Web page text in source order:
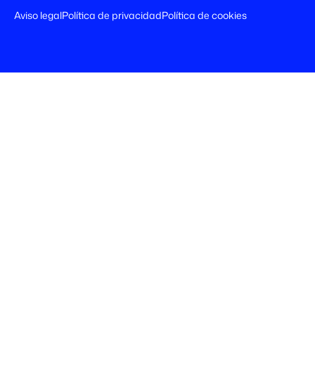
Aviso legalPolítica de privacidadPolítica de cookies